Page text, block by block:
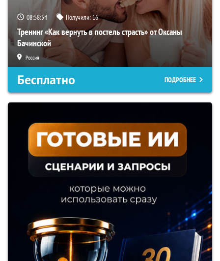
08:58:53 Получили:16
Тренинг «Как вернуть в постель страсть» от Оксаны
Бачинской
Россия
Бесплатно ПОДРОБНЕЕ